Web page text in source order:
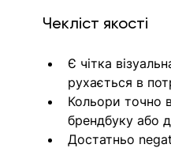
Чекліст якості
Є чітка
рухається в
Кольори точно
брендбуку або
Достатньо